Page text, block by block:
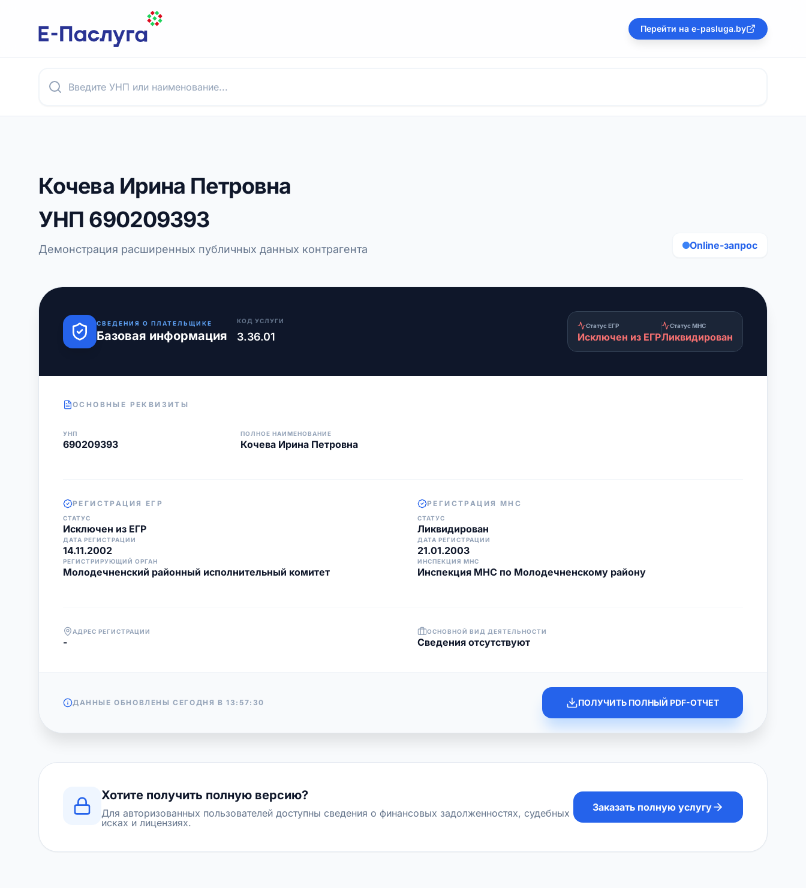
Перейти на e-pasluga.by
Кочева Ирина Петровна
УНП 690209393
Демонстрация расширенных публичных данных контрагента Online-запрос
СВЕДЕНИЯ О ПЛАТЕЛЬЩИКЕ
Базовая информация
КОД УСЛУГИ
3.36.01
Статус ЕГР
Исключен из ЕГР
Статус МНС
Ликвидирован
ОСНОВНЫЕ РЕКВИЗИТЫ
УНП
690209393
ПОЛНОЕ НАИМЕНОВАНИЕ
Кочева Ирина Петровна
РЕГИСТРАЦИЯ ЕГР
СТАТУС
Исключен из ЕГР
ДАТА РЕГИСТРАЦИИ
14.11.2002
РЕГИСТРИРУЮЩИЙ ОРГАН
Молодечненский районный исполнительный комитет
РЕГИСТРАЦИЯ МНС
СТАТУС
Ликвидирован
ДАТА РЕГИСТРАЦИИ
21.01.2003
ИНСПЕКЦИЯ МНС
Инспекция МНС по Молодечненскому району
АДРЕС РЕГИСТРАЦИИ
-
ОСНОВНОЙ ВИД ДЕЯТЕЛЬНОСТИ
Cведения отсутствуют
ДАННЫЕ ОБНОВЛЕНЫ СЕГОДНЯ В13:57:30 ПОЛУЧИТЬ ПОЛНЫЙ PDF-ОТЧЕТ
Хотите получить полную версию?
Для авторизованных пользователей доступны сведения о финансовых задолженностях, судебных
исках и лицензиях.
Заказать полную услугу